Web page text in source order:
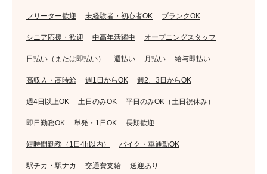
フリーター歓迎 未経験者・初心者OK ブランクOK
シニア応援・歓迎 中高年活躍中 オープニングスタッフ
日払い（または即払い） 週払い 月払い 給与即払い
高収入・高時給 週1日からOK 週2、3日からOK
週4日以上OK 土日のみOK 平日のみOK（土日祝休み）
即日勤務OK 単発・1日OK 長期歓迎
短時間勤務（1日4h以内） バイク・車通勤OK
駅チカ・駅ナカ 交通費支給 送迎あり